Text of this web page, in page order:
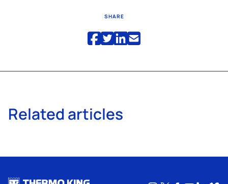
SHARE
Related articles